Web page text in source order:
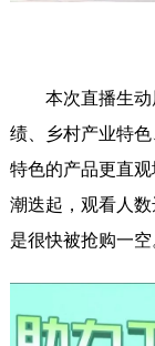
本次直播生动
绩、乡村产业特
特色的产品更直
潮迭起，观看人
是很快被抢购一空